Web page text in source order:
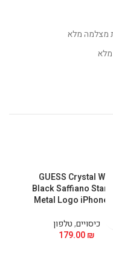
מצלמה מלא
GUESS Crystal
Black Saffiano Stand
Metal Logo iPhone
כיסויים,טלפון
179.00₪